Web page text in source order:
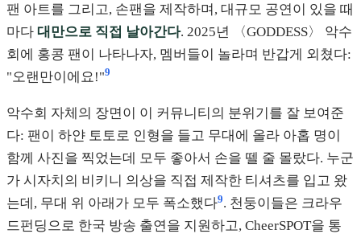
팬 아트를 그리고, 손팬을 제작하며, 대규모 공연이 있을 때
마다 대만으로 직접 날아간다. 2025년 〈GODDESS〉 악수
회에 홍콩 팬이 나타나자, 멤버들이 놀라며 반갑게 외쳤다:
"오랜만이에요!"9
악수회 자체의 장면이 이 커뮤니티의 분위기를 잘 보여준
다: 팬이 하얀 토토로 인형을 들고 무대에 올라 아홉 명이
함께 사진을 찍었는데 모두 좋아서 손을 뗄 줄 몰랐다. 누군
가 시자치의 비키니 의상을 직접 제작한 티셔츠를 입고 왔
는데, 무대 위 아래가 모두 폭소했다9. 천둥이들은 크라우
드펀딩으로 한국 방송 출연을 지원하고, CheerSPOT을 통